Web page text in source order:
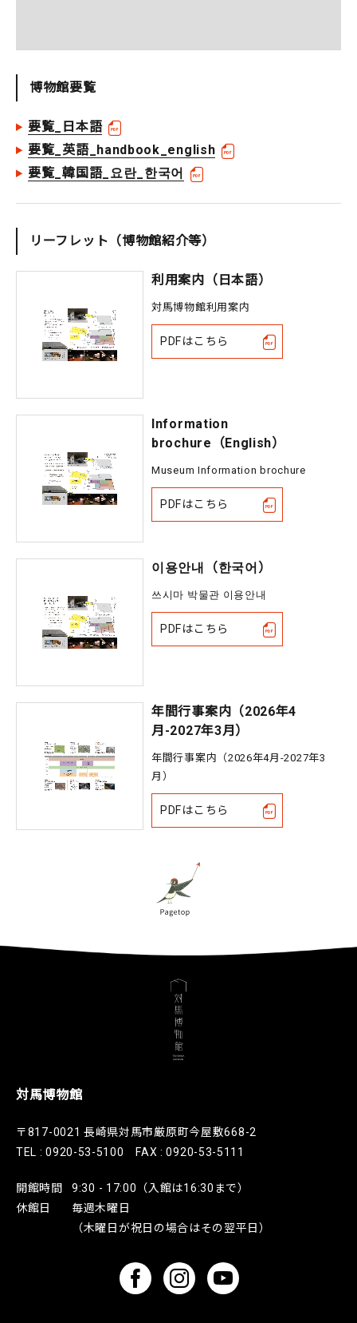
博物館要覧
要覧_日本語
要覧_英語_handbook_english
要覧_韓国語_요란_한국어
リーフレット（博物館紹介等）
利用案内（日本語）
対馬博物館利用案内
PDFはこちら
Information
brochure（English）
Museum Information brochure
PDFはこちら
이용안내（한국어）
쓰시마 박물관 이용안내
PDFはこちら
年間行事案内（2026年4
月-2027年3月）
年間行事案内（2026年4月-2027年3
月）
PDFはこちら
対馬博物館
〒817-0021 長崎県対馬市厳原町今屋敷668-2
TEL : 0920-53-5100 FAX : 0920-53-5111
開館時間
9:30 - 17:00（入館は16:30まで）
休館日
毎週木曜日
（木曜日が祝日の場合はその翌平日）